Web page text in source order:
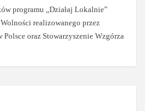
programu „Działaj Lokalnie”
realizowanego przez
oraz Stowarzyszenie Wzgórza